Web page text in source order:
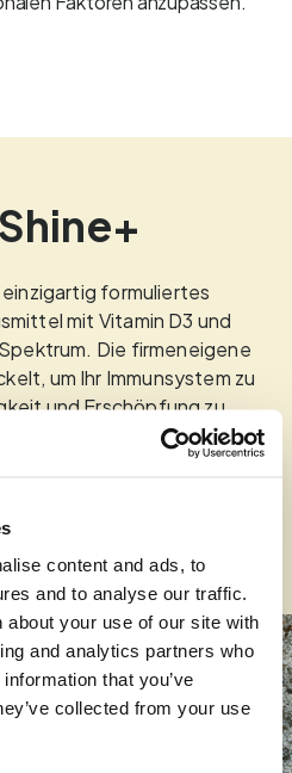
content and ads, to
and to analyse our traffic.
about your use of our site with
and analytics partners who
that you’ve
collected from your use
formuliertes
mit Vitamin D3 und
Die firmeneigene
um Ihr Immunsystem zu
und Erschöpfung zu
Knochen und Zähne zu